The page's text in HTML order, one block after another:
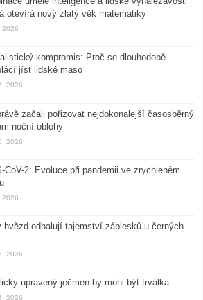
otevírá nový zlatý věk matematiky
2026
kompromis: Proč se dlouhodobě
jíst lidské maso
2026
začali pořizovat nejdokonalejší časosběrný
noční oblohy
2026
CoV-2: Evoluce při pandemii ve zrychleném
2026
hvězd odhalují tajemství záblesků u černých
2026
upravený ječmen by mohl být trvalka
2026